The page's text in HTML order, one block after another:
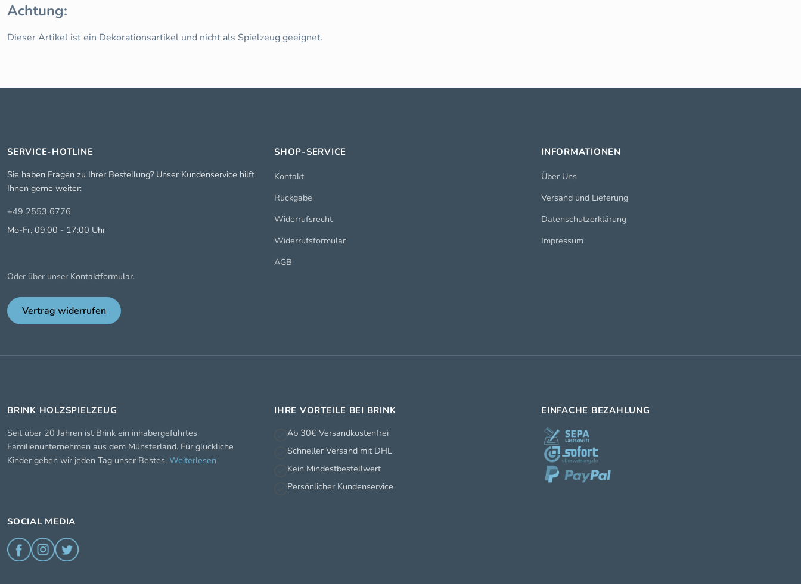
Achtung:
Dieser Artikel ist ein Dekorationsartikel und nicht als Spielzeug geeignet.
SERVICE-HOTLINE
Sie haben Fragen zu Ihrer Bestellung? Unser Kundenservice hilft
Ihnen gerne weiter:
+49 2553 6776
Mo-Fr, 09:00 - 17:00 Uhr
Oder über unser Kontaktformular.
Vertrag widerrufen
SHOP-SERVICE
Kontakt
Rückgabe
Widerrufsrecht
Widerrufsformular
AGB
INFORMATIONEN
Über Uns
Versand und Lieferung
Datenschutzerklärung
Impressum
BRINK HOLZSPIELZEUG
Seit über 20 Jahren ist Brink ein inhabergeführtes
Familienunternehmen aus dem Münsterland. Für glückliche
Kinder geben wir jeden Tag unser Bestes. Weiterlesen
SOCIAL MEDIA
IHRE VORTEILE BEI BRINK
Ab 30€ Versandkostenfrei
Schneller Versand mit DHL
Kein Mindestbestellwert
Persönlicher Kundenservice
EINFACHE BEZAHLUNG